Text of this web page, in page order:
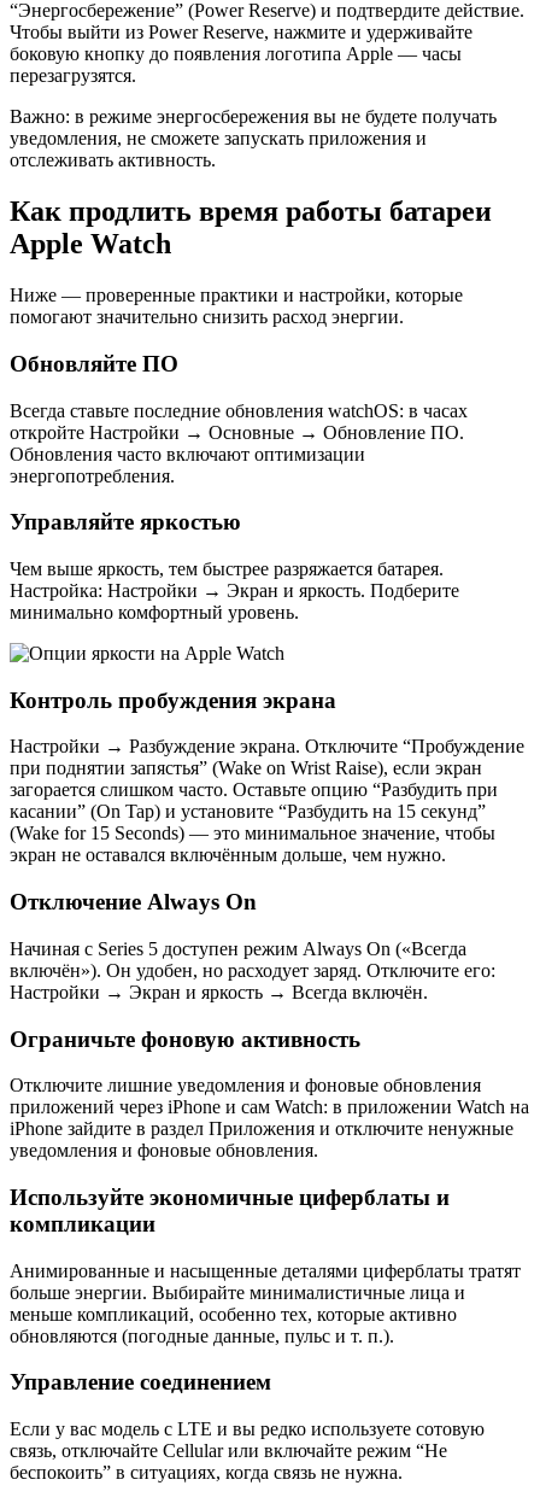
“Энергосбережение” (Power Reserve) и подтвердите действие.
Чтобы выйти из Power Reserve, нажмите и удерживайте
боковую кнопку до появления логотипа Apple — часы
перезагрузятся.
Важно: в режиме энергосбережения вы не будете получать
уведомления, не сможете запускать приложения и
отслеживать активность.
Как продлить время работы батареи
Apple Watch
Ниже — проверенные практики и настройки, которые
помогают значительно снизить расход энергии.
Обновляйте ПО
Всегда ставьте последние обновления watchOS: в часах
откройте Настройки → Основные → Обновление ПО.
Обновления часто включают оптимизации
энергопотребления.
Управляйте яркостью
Чем выше яркость, тем быстрее разряжается батарея.
Настройка: Настройки → Экран и яркость. Подберите
минимально комфортный уровень.
Контроль пробуждения экрана
Настройки → Разбуждение экрана. Отключите “Пробуждение
при поднятии запястья” (Wake on Wrist Raise), если экран
загорается слишком часто. Оставьте опцию “Разбудить при
касании” (On Tap) и установите “Разбудить на 15 секунд”
(Wake for 15 Seconds) — это минимальное значение, чтобы
экран не оставался включённым дольше, чем нужно.
Отключение Always On
Начиная с Series 5 доступен режим Always On («Всегда
включён»). Он удобен, но расходует заряд. Отключите его:
Настройки → Экран и яркость → Всегда включён.
Ограничьте фоновую активность
Отключите лишние уведомления и фоновые обновления
приложений через iPhone и сам Watch: в приложении Watch на
iPhone зайдите в раздел Приложения и отключите ненужные
уведомления и фоновые обновления.
Используйте экономичные циферблаты и
компликации
Анимированные и насыщенные деталями циферблаты тратят
больше энергии. Выбирайте минималистичные лица и
меньше компликаций, особенно тех, которые активно
обновляются (погодные данные, пульс и т. п.).
Управление соединением
Если у вас модель с LTE и вы редко используете сотовую
связь, отключайте Cellular или включайте режим “Не
беспокоить” в ситуациях, когда связь не нужна.